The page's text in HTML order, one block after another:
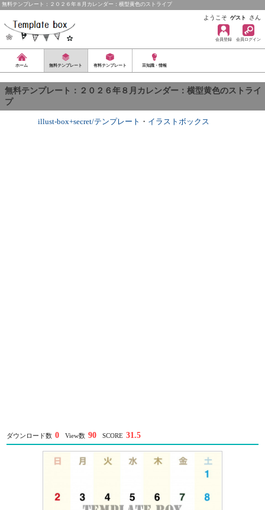
無料テンプレート：２０２６年８月カレンダー：横型黄色のストライプ
ようこそ ゲスト さん
会員登録 会員ログイン
ホーム 無料テンプレート 有料テンプレート 豆知識・情報
無料テンプレート：２０２６年８月カレンダー：横型黄色のストライ
プ
illust-box+secret/テンプレート ・ イラストボックス
ダウンロード数 0 View数 90 SCORE 31.5